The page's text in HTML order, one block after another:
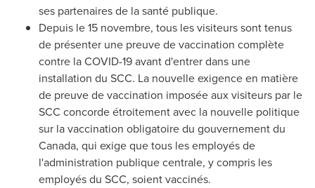
ses partenaires de la santé publique.
Depuis le 15 novembre, tous les visiteurs sont tenus
de présenter une preuve de vaccination complète
contre la COVID-19 avant d'entrer dans une
installation du SCC. La nouvelle exigence en matière
de preuve de vaccination imposée aux visiteurs par le
SCC concorde étroitement avec la nouvelle politique
sur la vaccination obligatoire du gouvernement du
Canada, qui exige que tous les employés de
l'administration publique centrale, y compris les
employés du SCC, soient vaccinés.